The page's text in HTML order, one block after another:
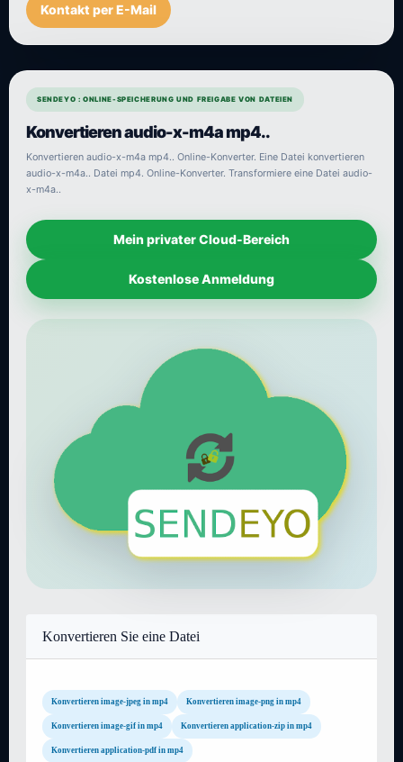
Kontakt per E-Mail
SENDEYO : ONLINE-SPEICHERUNG UND FREIGABE VON DATEIEN
Konvertieren audio-x-m4a mp4..
Konvertieren audio-x-m4a mp4.. Online-Konverter. Eine Datei konvertieren
audio-x-m4a.. Datei mp4. Online-Konverter. Transformiere eine Datei audio-
x-m4a..
Mein privater Cloud-Bereich
Kostenlose Anmeldung
Konvertieren Sie eine Datei
Konvertieren image-jpeg in mp4 Konvertieren image-png in mp4
Konvertieren image-gif in mp4 Konvertieren application-zip in mp4
Konvertieren application-pdf in mp4